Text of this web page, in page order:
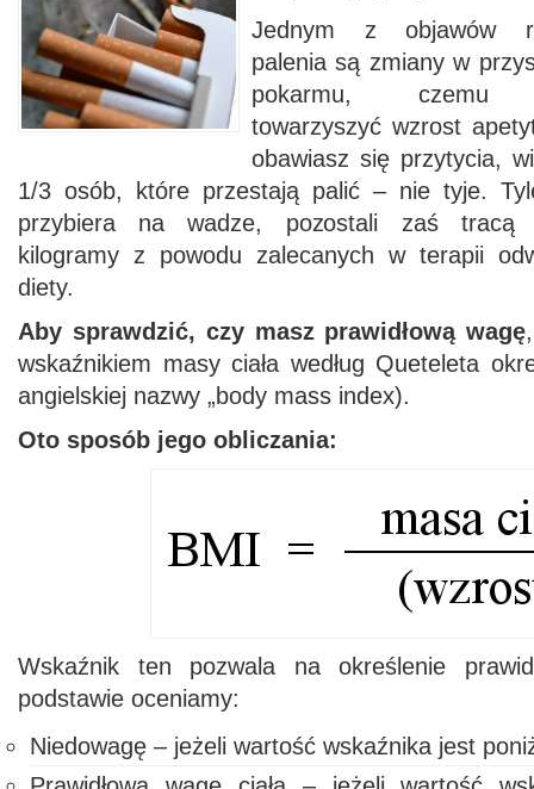
Jednym z objawów
palenia są zmiany w
pokarmu, czemu
towarzyszyć wzrost
obawiasz się przytycia,
1/3 osób, które przestają palić – nie tyje.
przybiera na wadze, pozostali zaś tracą
kilogramy z powodu zalecanych w terapii
diety.
Aby sprawdzić, czy masz prawidłową wagę
wskaźnikiem masy ciała według Queteleta
angielskiej nazwy „body mass index).
Oto sposób jego obliczania:
Wskaźnik ten pozwala na określenie
podstawie oceniamy:
Niedowagę – jeżeli wartość wskaźnika jest